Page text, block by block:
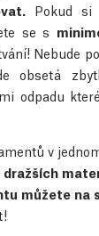
Pokud si
se s
Nebude
obsetá
odpadu
v
můžete na